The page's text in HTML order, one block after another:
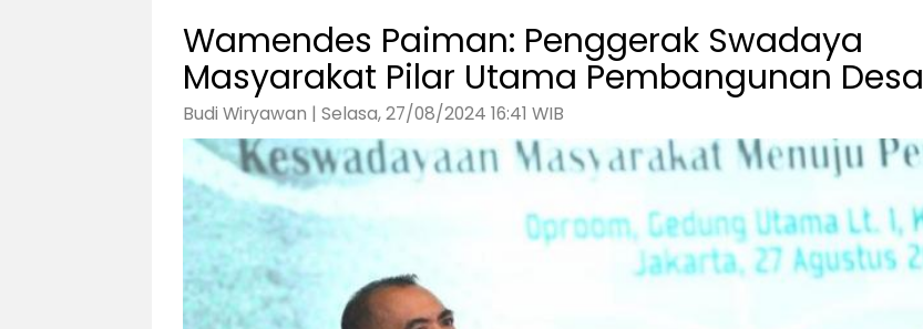
Wamendes Paiman: Penggerak Swadaya
Masyarakat Pilar Utama Pembangunan Desa
Budi Wiryawan | Selasa, 27/08/2024 16:41 WIB